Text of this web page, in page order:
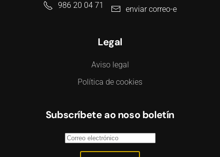
986 20 04 71
enviar correo-e
Legal
Aviso legal
Política de cookies
Subscríbete ao noso boletín